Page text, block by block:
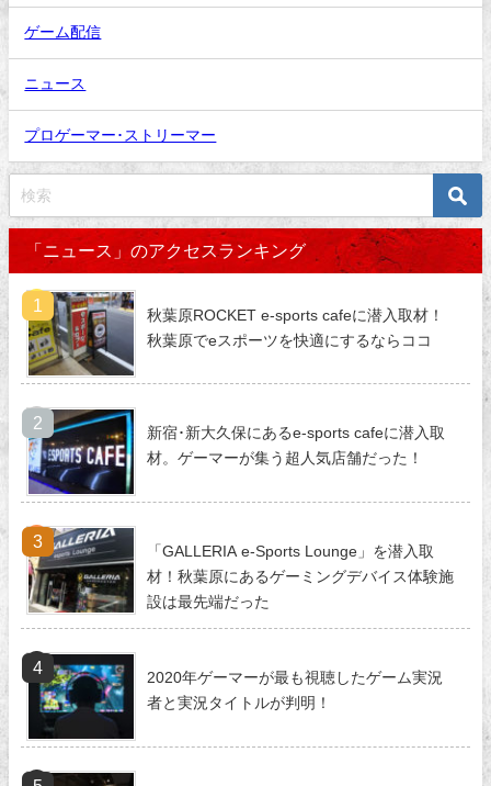
ゲーム配信
ニュース
プロゲーマー･ストリーマー
「ニュース」のアクセスランキング
秋葉原ROCKET e-sports cafeに潜入取材！
秋葉原でeスポーツを快適にするならココ
新宿･新大久保にあるe-sports cafeに潜入取
材。ゲーマーが集う超人気店舗だった！
「GALLERIA e-Sports Lounge」を潜入取
材！秋葉原にあるゲーミングデバイス体験施
設は最先端だった
2020年ゲーマーが最も視聴したゲーム実況
者と実況タイトルが判明！